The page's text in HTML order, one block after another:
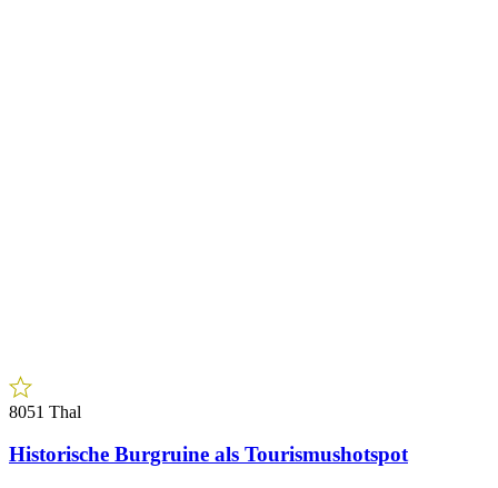
8051 Thal
Historische Burgruine als Tourismushotspot